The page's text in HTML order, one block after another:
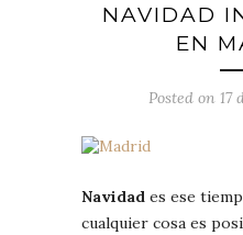
NAVIDAD
EN
Posted on 17
Navidad es ese
cualquier cosa es